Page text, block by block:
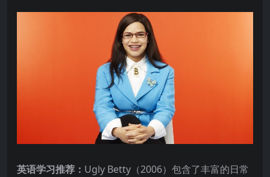
英语学习推荐： Ugly Betty（2006）包含了丰富的日常